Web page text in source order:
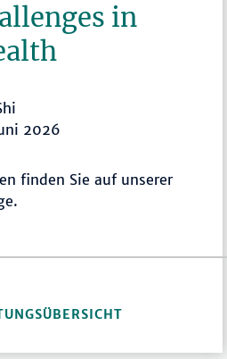
in
2026
finden Sie auf unserer